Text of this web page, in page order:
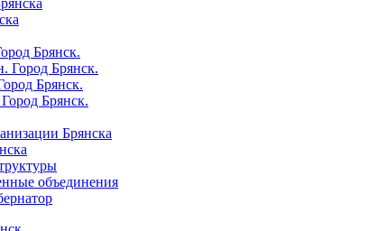
Брянск.
Город Брянск.
Брянск.
Брянск.
Брянска
объединения